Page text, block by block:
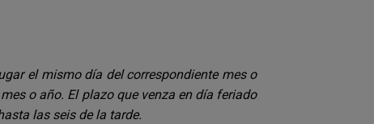
el mismo día del correspondiente mes o
o año. El plazo que venza en día feriado
las seis de la tarde.